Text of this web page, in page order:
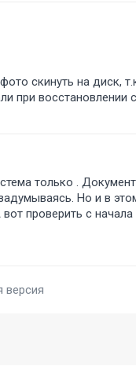
скинуть на диск,
при восстановлении
только .
Но и в
проверить с
версия